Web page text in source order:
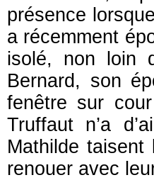
présence
a récemment
isolé, non loin
Bernard, son
fenêtre sur cour
Truffaut n’a
Mathilde
renouer avec